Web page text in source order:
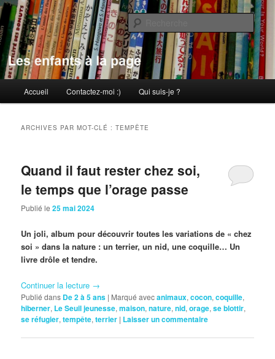
Aller
au
contenu
principal
Aller
au
contenu
secondaireLes enfants à la page
principal
Accueil Contactez-moi :) Qui suis-je ?
ARCHIVES PAR MOT-CLÉ :TEMPÊTE
Quand il faut rester chez soi,
le temps que l’orage passe
Publié le25 mai 2024
Un joli, album pour découvrir toutes les variations de « chez
soi » dans la nature : un terrier, un nid, une coquille… Un
livre drôle et tendre.
Continuer la lecture →
Publié dans De 2 à 5 ans | Marqué avecanimaux,cocon,coquille,
hiberner, Le Seuil jeunesse,maison,nature,nid,orage,se blottir,
se réfugier,tempête,terrier | Laisser un commentaire